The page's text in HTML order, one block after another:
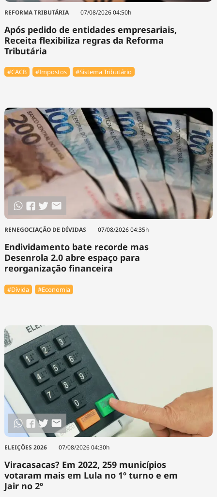
REFORMA TRIBUTÁRIA 07/08/2026 04:50h
Após pedido de entidades empresariais,
Receita flexibiliza regras da Reforma
Tributária
#⁠CACB #Impostos #Sistema Tributário
RENEGOCIAÇÃO DE DÍVIDAS 07/08/2026 04:35h
Endividamento bate recorde mas
Desenrola 2.0 abre espaço para
reorganização financeira
#Dívida #Economia
ELEIÇÕES 2026 07/08/2026 04:30h
Viracasacas? Em 2022, 259 municípios
votaram mais em Lula no 1º turno e em
Jair no 2º